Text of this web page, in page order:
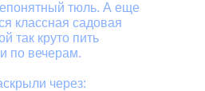
тюль. А еще
классная садовая
так круто пить
по вечерам.
через: